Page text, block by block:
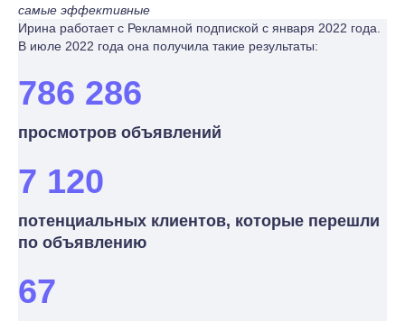
самые эффективные
Ирина работает с Рекламной подпиской с января 2022 года.
В июле 2022 года она получила такие результаты:
786 286
просмотров объявлений
7 120
потенциальных клиентов, которые перешли
по объявлению
67